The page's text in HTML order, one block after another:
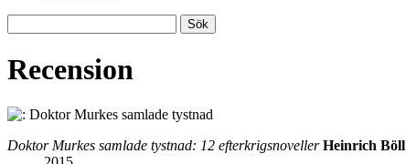
Recension
Doktor Murkes samlade tystnad: 12 efterkrigsnoveller Heinrich Böll